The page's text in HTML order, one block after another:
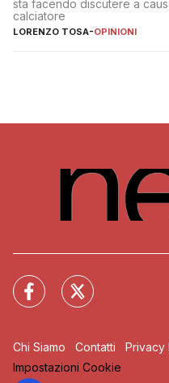
sta facendo discutere a
calciatore
LORENZO TOSA-OPINIONI
Chi Siamo Contatti Privacy
Impostazioni Cookie